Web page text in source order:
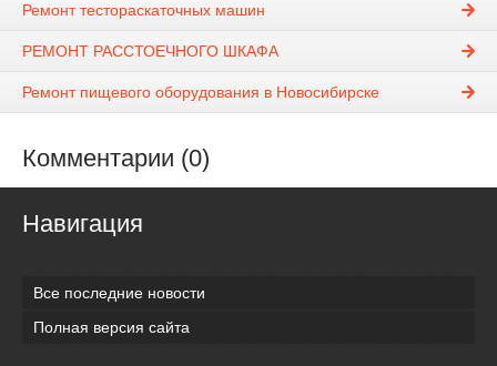
Ремонт тестораскаточных машин
РЕМОНТ РАССТОЕЧНОГО ШКАФА
Ремонт пищевого оборудования в Новосибирске
Комментарии (0)
Навигация
Все последние новости
Полная версия сайта